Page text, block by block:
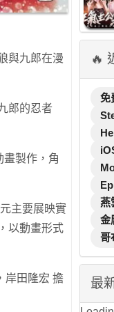
與九郎在漫
郎的忍者
製作，角
主要展映實
以動畫形式
岸田隆宏 擔
🔥
免
燕
金
哥
最